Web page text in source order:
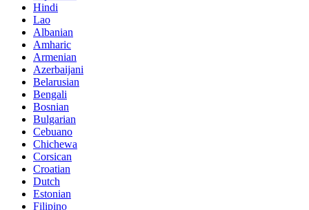
Hindi
Lao
Albanian
Amharic
Armenian
Azerbaijani
Belarusian
Bengali
Bosnian
Bulgarian
Cebuano
Chichewa
Corsican
Croatian
Dutch
Estonian
Filipino